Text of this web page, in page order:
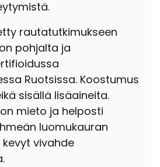
rautatutkimukseen
pohjalta ja
Ruotsissa. Koostumus
sisällä lisäaineita.
mieto ja helposti
luomukauran
vivahde